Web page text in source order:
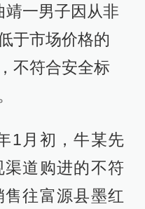
靖一男子因从非
于市场价格的
不符合安全标
1月初，牛某先
道购进的不符
往富源县墨红